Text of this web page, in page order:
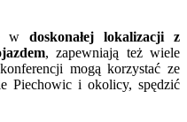
wdoskonałej lokalizacji z
, zapewniają też wiele
mogą korzystać ze
Piechowic i okolicy, spędzić